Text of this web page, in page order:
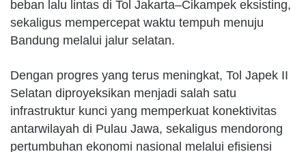
beban lalu lintas di Tol Jakarta–Cikampek eksisting,
sekaligus mempercepat waktu tempuh menuju
Bandung melalui jalur selatan.
Dengan progres yang terus meningkat, Tol Japek II
Selatan diproyeksikan menjadi salah satu
infrastruktur kunci yang memperkuat konektivitas
antarwilayah di Pulau Jawa, sekaligus mendorong
pertumbuhan ekonomi nasional melalui efisiensi